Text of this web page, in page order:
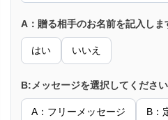
A：贈る相手のお名前を記入しま
はい いいえ
B:メッセージを選択してください
A：フリーメッセージ B：